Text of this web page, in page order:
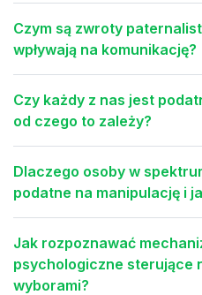
Czym są zwroty
wpływają na komunikację?
Czy każdy z nas jest
od czego to zależy?
Dlaczego osoby w
podatne na manipulację i
Jak rozpoznawać
psychologiczne sterujące
wyborami?